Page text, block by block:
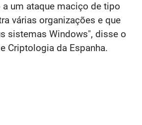
um ataque maciço de tipo
várias organizações e que
sistemas Windows", disse o
Criptologia da Espanha.